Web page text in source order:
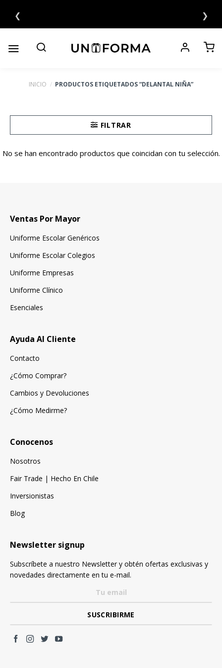
contenido
❮ ❯
INICIO / PRODUCTOS ETIQUETADOS “DELANTAL NIÑA”
FILTRAR
No se han encontrado productos que coincidan con tu selección.
Ventas Por Mayor
Uniforme Escolar Genéricos
Uniforme Escolar Colegios
Uniforme Empresas
Uniforme Clínico
Esenciales
Ayuda Al Cliente
Contacto
¿Cómo Comprar?
Cambios y Devoluciones
¿Cómo Medirme?
Conocenos
Nosotros
Fair Trade | Hecho En Chile
Inversionistas
Blog
Newsletter signup
Subscríbete a nuestro Newsletter y obtén ofertas exclusivas y
novedades directamente en tu e-mail.